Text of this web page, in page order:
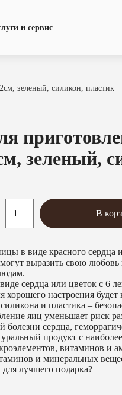
и сервис
зеленый, силикон, пластик
зеленый,
в виде красного сердца
выразить свою
сердца или цветок с 6
хорошего настроения
и пластика –
яиц уменьшает риск
болезни сердца,
продукт с
витаминов и
и минеральных
лучшего подарка?
В